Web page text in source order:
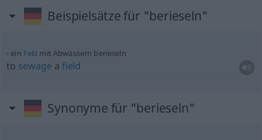
Beispielsätze für "berieseln"
ein Feld mit Abwässern berieseln
to sewage a field
Synonyme für "berieseln"